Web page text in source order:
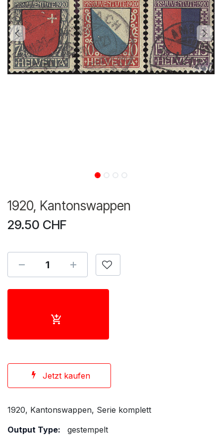
1920, Kantonswappen
29.50 CHF
Jetzt kaufen
1920, Kantonswappen, Serie komplett
Output Type:
gestempelt